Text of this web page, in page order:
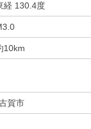
経 130.4度
10km
賀市